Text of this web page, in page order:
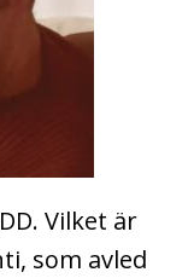
Vilket är
som avled